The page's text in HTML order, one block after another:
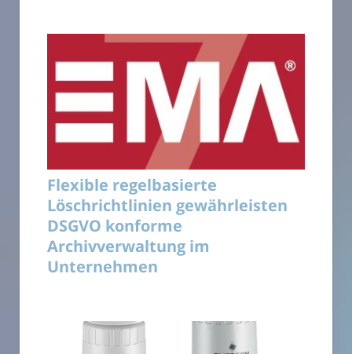
Flexible regelbasierte
Löschrichtlinien gewährleisten
DSGVO konforme
Archivverwaltung im
Unternehmen